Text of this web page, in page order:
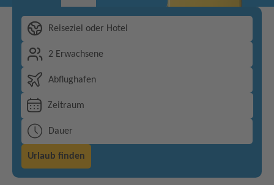
Reiseziel oder Hotel
2 Erwachsene
Abflughafen
Zeitraum
Dauer
Urlaub finden